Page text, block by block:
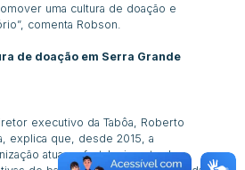
uma cultura de doação e
comenta Robson.
de doação em Serra Grande
executivo da Tabôa, Roberto
explica que, desde 2015, a
atua no fortalecimento de